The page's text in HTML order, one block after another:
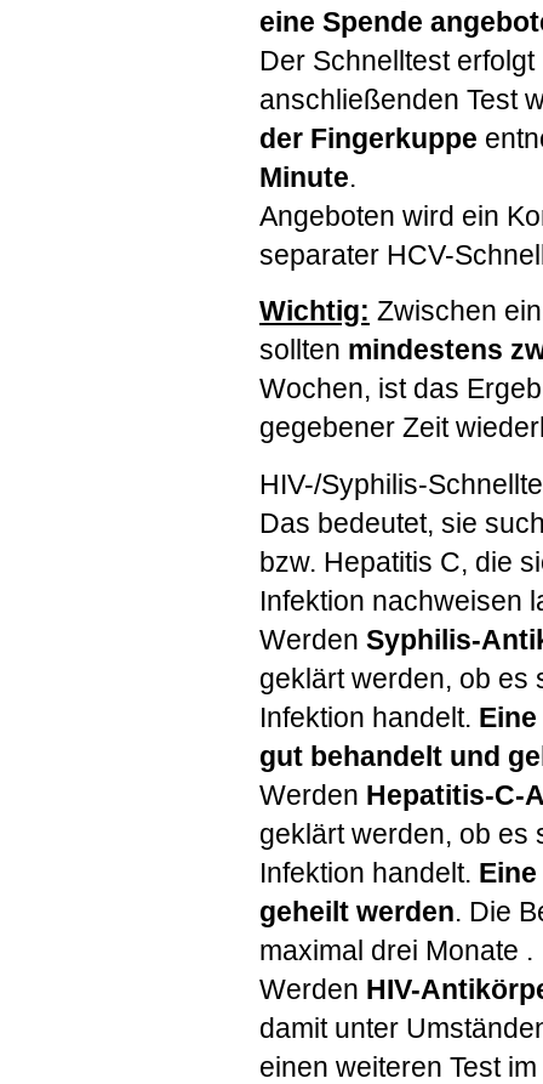
eine Spende
Der Schnelltest erfolgt
anschließenden Test
der Fingerkuppe
Minute.
Angeboten wird ein
separater HCV-
Wichtig: Zwischen
sollten mindestens
Wochen, ist das
gegebener Zeit
HIV-/Syphilis-
Das bedeutet, sie
bzw. Hepatitis C, die
Infektion nachweisen
Werden Syphilis-
geklärt werden, ob es
Infektion handelt.
gut behandelt und
Werden Hepatitis-C-
geklärt werden, ob es
Infektion handelt.
geheilt werden. Die
maximal drei Monate .
Werden HIV-
damit unter
einen weiteren Test